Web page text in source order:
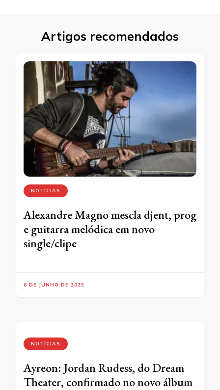
Artigos recomendados
NOTÍCIAS
Alexandre Magno mescla djent, prog
e guitarra melódica em novo
single/clipe
6 DE JUNHO DE 2023
NOTÍCIAS
Ayreon: Jordan Rudess, do Dream
Theater, confirmado no novo álbum